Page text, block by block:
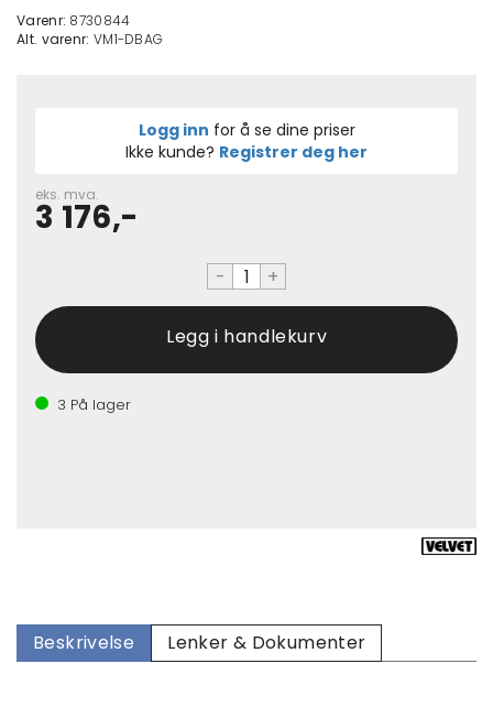
Varenr: 8730844
Alt. varenr: VM1-DBAG
Logg inn for å se dine priser
Ikke kunde? Registrer deg her
eks. mva.
3 176,-
- +
3 På lager
Beskrivelse Lenker & Dokumenter